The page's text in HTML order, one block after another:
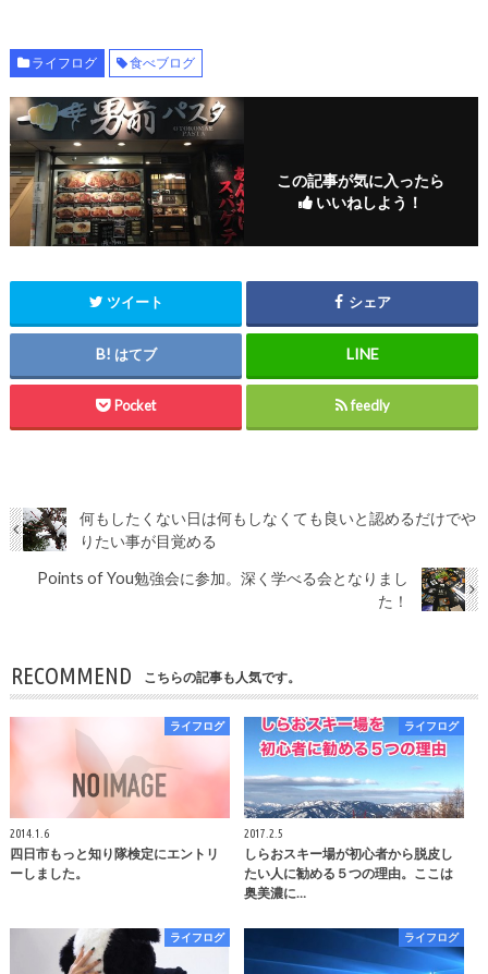
ライフログ 食べブログ
この記事が気に入ったら
いいねしよう！
ツイート シェア
はてブ
Pocket feedly
何もしたくない日は何もしなくても良いと認めるだけでや
りたい事が目覚める
Points of You勉強会に参加。深く学べる会となりまし
た！
RECOMMEND こちらの記事も人気です。
ライフログ
2014.1.6
四日市もっと知り隊検定にエントリ
ーしました。
ライフログ
2017.2.5
しらおスキー場が初心者から脱皮し
たい人に勧める５つの理由。ここは
奥美濃に…
ライフログ ライフログ